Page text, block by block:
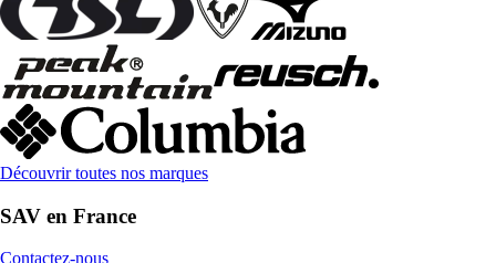
Découvrir toutes nos marques
SAV en France
Contactez-nous